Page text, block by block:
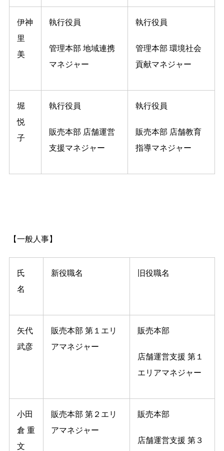
伊神
里
美
執行役員
管理本部 地域連携
マネジャー
執行役員
管理本部 環境社会
貢献マネジャー
堀
悦
子
執行役員
販売本部 店舗運営
支援マネジャー
執行役員
販売本部 店舗教育
指導マネジャー
【一般人事】
氏
名
新役職名 旧役職名
矢代
武彦
販売本部 第１エリ
アマネジャー
販売本部
店舗運営支援 第１
エリアマネジャー
小田
倉 重
文
販売本部 第２エリ
アマネジャー
販売本部
店舗運営支援 第３